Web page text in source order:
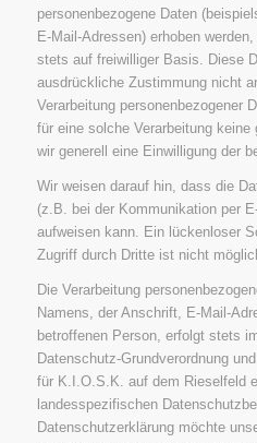
personenbezogene Daten
E-Mail-Adressen) erhoben
stets auf freiwilliger Basis. Diese
ausdrückliche Zustimmung nicht
Verarbeitung personenbezogener
für eine solche Verarbeitung
wir generell eine Einwilligung der
Wir weisen darauf hin, dass die
(z.B. bei der Kommunikation per
aufweisen kann. Ein lückenloser
Zugriff durch Dritte ist nicht
Die Verarbeitung
Namens, der Anschrift, E-Mail-
betroffenen Person, erfolgt stets
Datenschutz-Grundverordnung
für K.I.O.S.K. auf dem Rieselfeld
landesspezifischen
Datenschutzerklärung möchte